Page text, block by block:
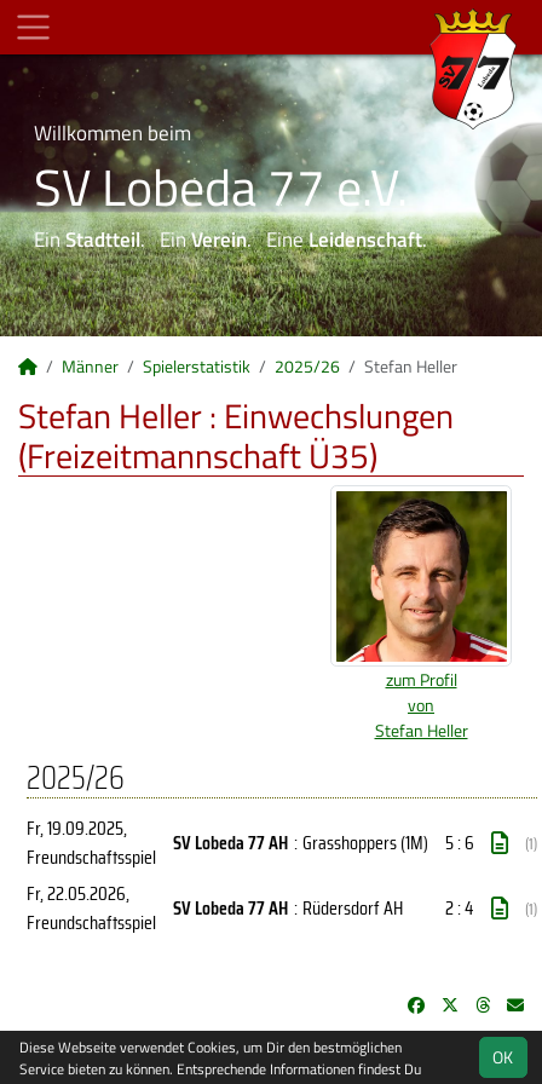
Willkommen beim
SV Lobeda 77 e.V.
EinStadtteil. EinVerein. EineLeidenschaft.
Männer Spielerstatistik 2025/26 Stefan Heller
Stefan Heller : Einwechslungen
(Freizeitmannschaft Ü35)
zum Profil
von
Stefan Heller
2025/26
Fr, 19.09.2025,
Freundschaftsspiel SV Lobeda 77 AH :Grasshoppers (1M) 5 : 6 (1)
Fr, 22.05.2026,
Freundschaftsspiel SV Lobeda 77 AH : Rüdersdorf AH 2 : 4 (1)
soccero.de
© 2006 - 2026
OK
Diese Webseite verwendet Cookies, um Dir den bestmöglichen
Service bieten zu können. Entsprechende Informationen findest Du